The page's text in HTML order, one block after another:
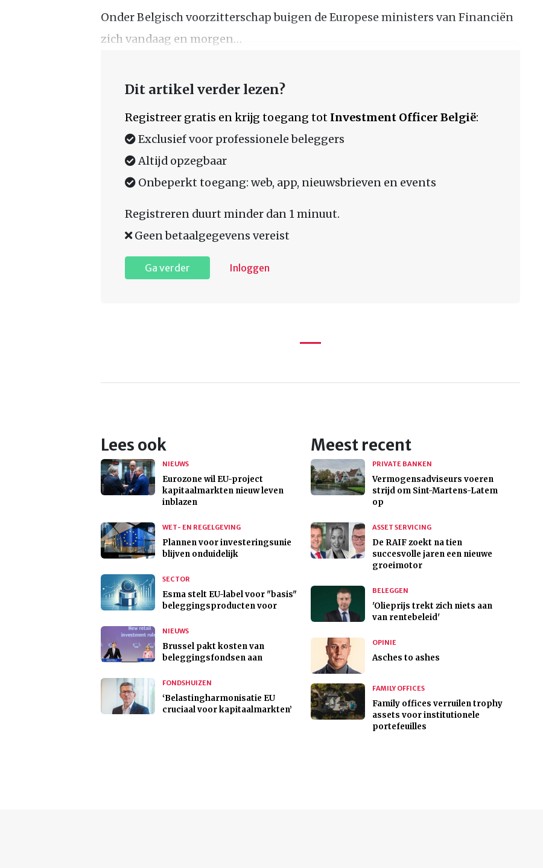
Onder Belgisch voorzitterschap buigen de Europese ministers van Financiën
zich vandaag en morgen…
Dit artikel verder lezen?
Registreer gratis en krijg toegang tot Investment Officer België:
Exclusief voor professionele beleggers
Altijd opzegbaar
Onbeperkt toegang: web, app, nieuwsbrieven en events
Registreren duurt minder dan 1 minuut.
Geen betaalgegevens vereist
Ga verder Inloggen
Lees ook
NIEUWS
Eurozone wil EU-project
kapitaalmarkten nieuw leven
inblazen
WET- EN REGELGEVING
Plannen voor investeringsunie
blijven onduidelijk
SECTOR
Esma stelt EU-label voor "basis"
beleggingsproducten voor
NIEUWS
Brussel pakt kosten van
beleggingsfondsen aan
FONDSHUIZEN
‘Belastingharmonisatie EU
cruciaal voor kapitaalmarkten’
Meest recent
PRIVATE BANKEN
Vermogensadviseurs voeren
strijd om Sint-Martens-Latem
op
ASSET SERVICING
De RAIF zoekt na tien
succesvolle jaren een nieuwe
groeimotor
BELEGGEN
'Olieprijs trekt zich niets aan
van rentebeleid'
OPINIE
Asches to ashes
FAMILY OFFICES
Family offices verruilen trophy
assets voor institutionele
portefeuilles